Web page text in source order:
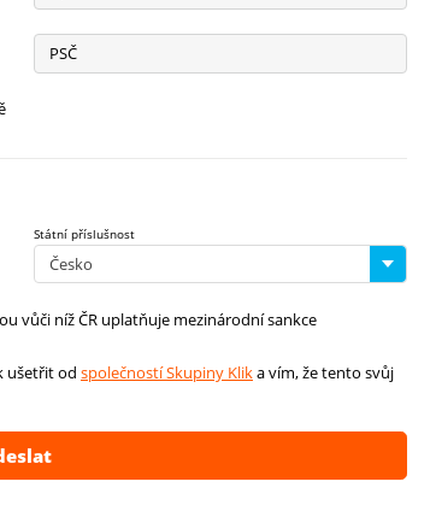
PSČ
Státní příslušnost
Česko
vůči níž ČR uplatňuje mezinárodní sankce
ušetřit od společností Skupiny Klika vím, že tento svůj